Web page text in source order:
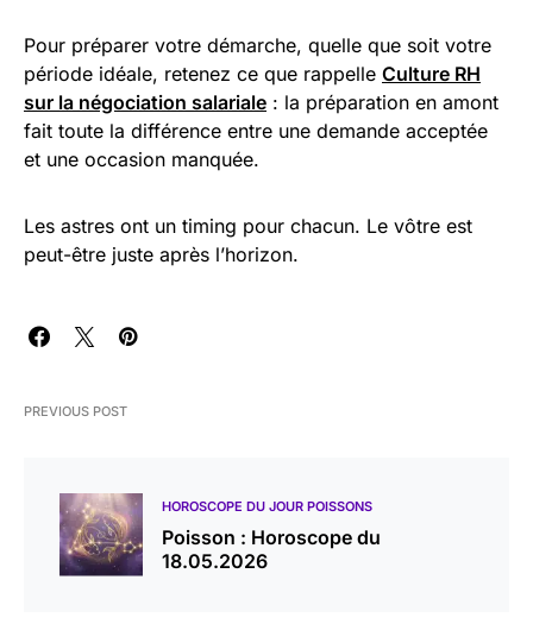
Pour préparer votre démarche, quelle que soit votre
période idéale, retenez ce que rappelle Culture RH
sur la négociation salariale : la préparation en amont
fait toute la différence entre une demande acceptée
et une occasion manquée.
Les astres ont un timing pour chacun. Le vôtre est
peut-être juste après l’horizon.
PREVIOUS POST
HOROSCOPE DU JOUR POISSONS
Poisson : Horoscope du
18.05.2026